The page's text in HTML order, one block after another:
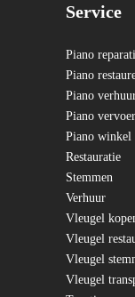
Service
Piano
Piano
Piano
Piano vervoer
Piano winkel
Restauratie
Stemmen
Verhuur
Vleugel
Vleugel
Vleugel
Vleugel